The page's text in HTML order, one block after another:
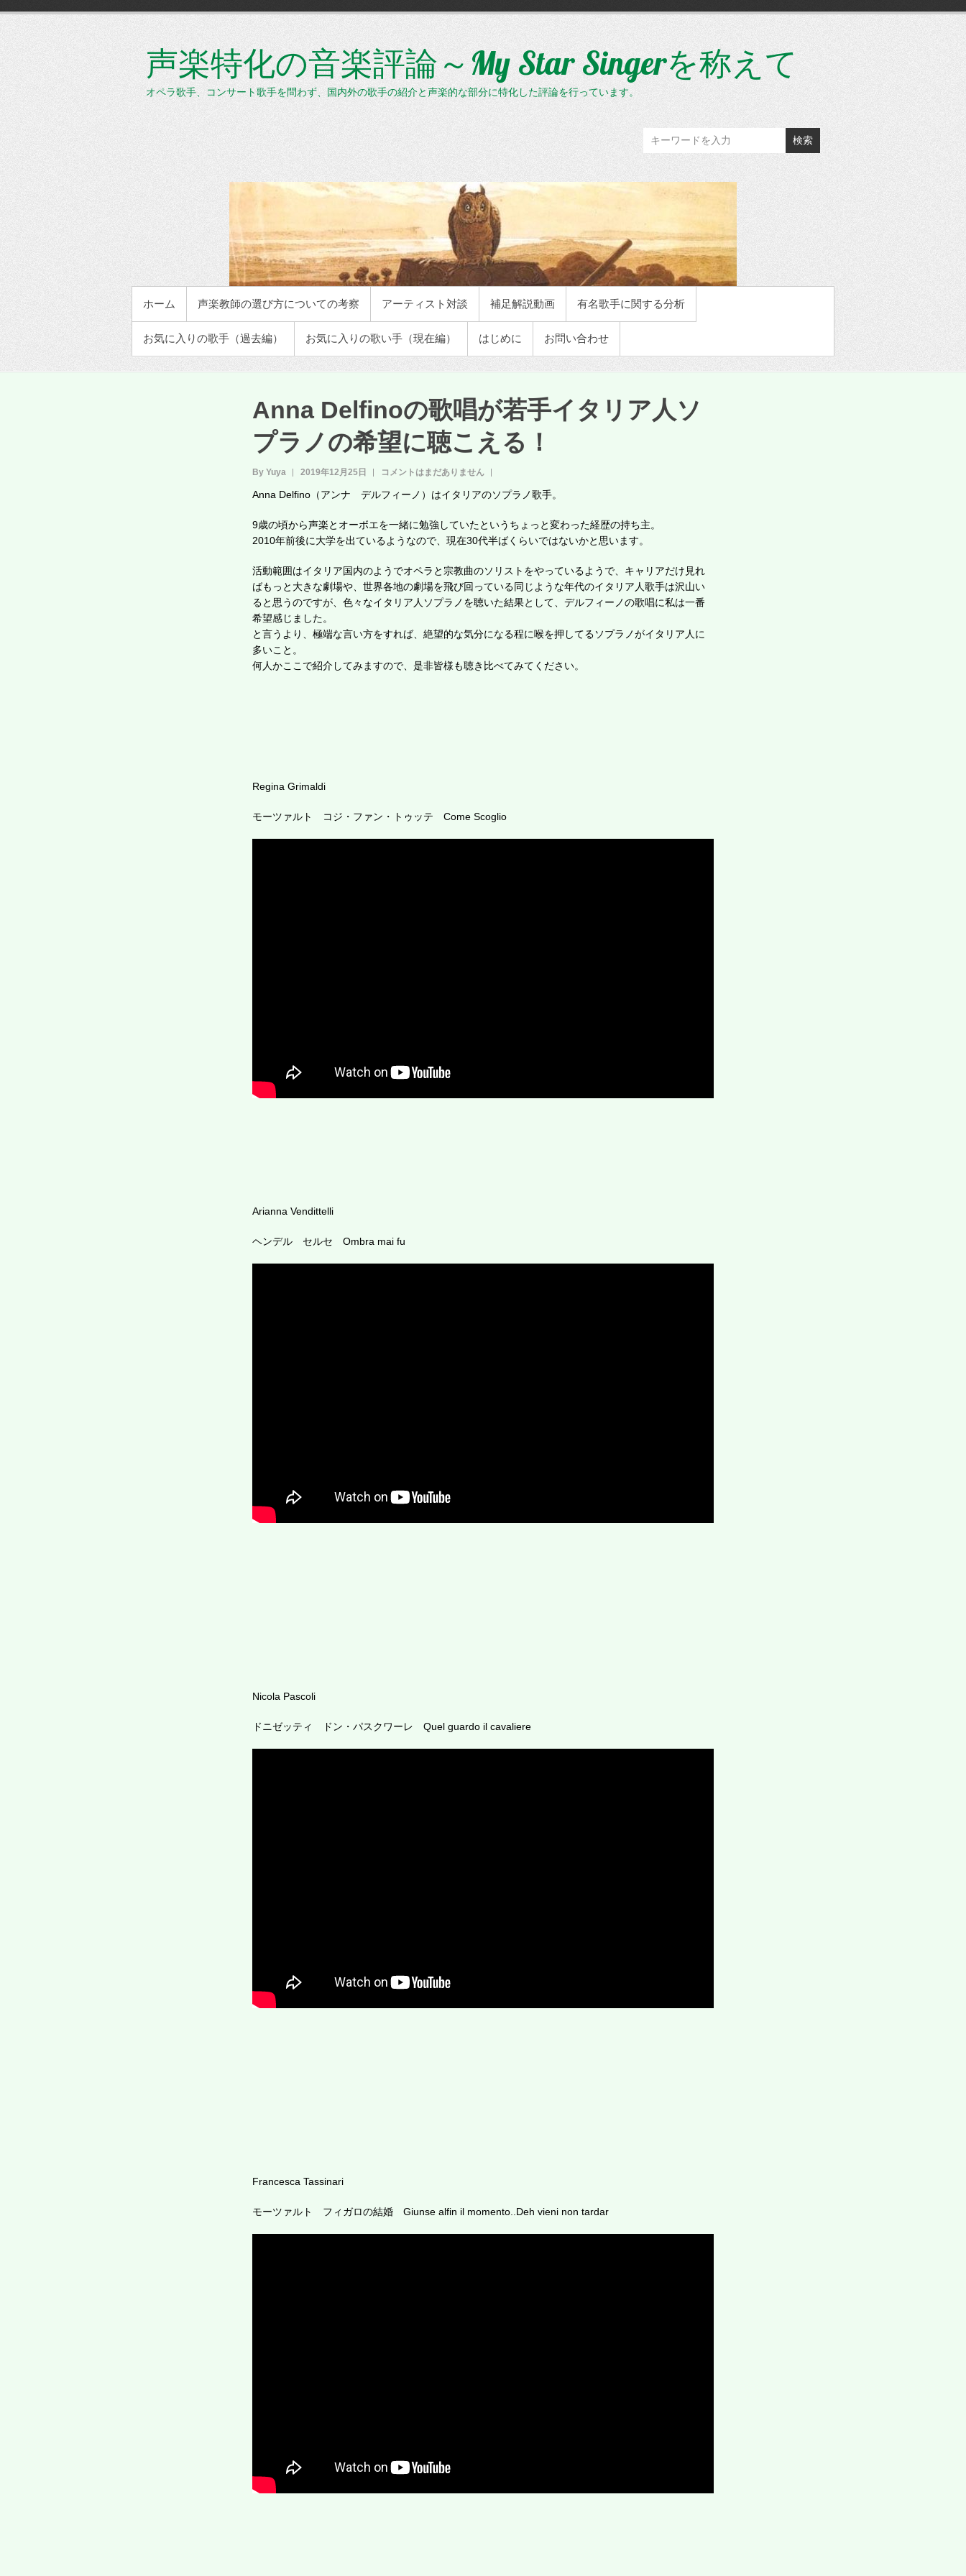
プ
声楽特化の音楽評論～My Star Singerを称えて
オペラ歌手、コンサート歌手を問わず、国内外の歌手の紹介と声楽的な部分に特化した評論を行っています。
検索
メインメニュー
ホーム 声楽教師の選び方についての考察 アーティスト対談 補足解説動画 有名歌手に関する分析
お気に入りの歌手（過去編） お気に入りの歌い手（現在編） はじめに お問い合わせ
Anna Delfinoの歌唱が若手イタリア人ソ
プラノの希望に聴こえる！
By Yuya 2019年12月25日 コメントはまだありません
Anna Delfino（アンナ デルフィーノ）はイタリアのソプラノ歌手。
9歳の頃から声楽とオーボエを一緒に勉強していたというちょっと変わった経歴の持ち主。
2010年前後に大学を出ているようなので、現在30代半ばくらいではないかと思います。
活動範囲はイタリア国内のようでオペラと宗教曲のソリストをやっているようで、キャリアだけ見れ
ばもっと大きな劇場や、世界各地の劇場を飛び回っている同じような年代のイタリア人歌手は沢山い
ると思うのですが、色々なイタリア人ソプラノを聴いた結果として、デルフィーノの歌唱に私は一番
希望感じました。
と言うより、極端な言い方をすれば、絶望的な気分になる程に喉を押してるソプラノがイタリア人に
多いこと。
何人かここで紹介してみますので、是非皆様も聴き比べてみてください。
Regina Grimaldi
モーツァルト コジ・ファン・トゥッテ Come Scoglio
Arianna Vendittelli
ヘンデル セルセ Ombra mai fu
Nicola Pascoli
ドニゼッティ ドン・パスクワーレ Quel guardo il cavaliere
Francesca Tassinari
モーツァルト フィガロの結婚 Giunse alfin il momento..Deh vieni non tardar